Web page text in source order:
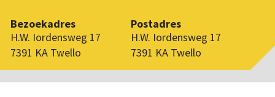
Bezoekadres
H.W. Iordensweg 17
7391 KA Twello
Postadres
H.W. Iordensweg 17
7391 KA Twello